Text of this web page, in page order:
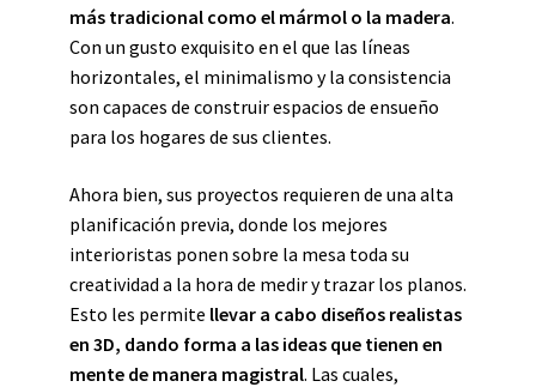
más tradicional como el mármol o la madera.
Con un gusto exquisito en el que las líneas
horizontales, el minimalismo y la consistencia
son capaces de construir espacios de ensueño
para los hogares de sus clientes.
Ahora bien, sus proyectos requieren de una alta
planificación previa, donde los mejores
interioristas ponen sobre la mesa toda su
creatividad a la hora de medir y trazar los planos.
Esto les permite llevar a cabo diseños realistas
en 3D, dando forma a las ideas que tienen en
mente de manera magistral. Las cuales,